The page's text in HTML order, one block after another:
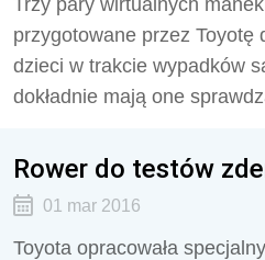
Trzy pary wirtualnych
przygotowane przez Toyotę
dzieci w trakcie wypadków
dokładnie mają one
Rower do testów
01 mar 2016
Toyota opracowała